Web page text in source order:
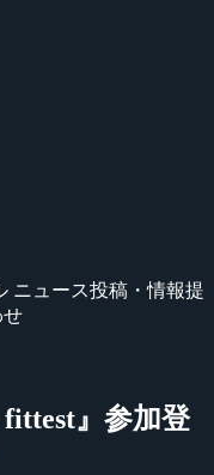
ニュース投稿・情報提
せ
』参加登